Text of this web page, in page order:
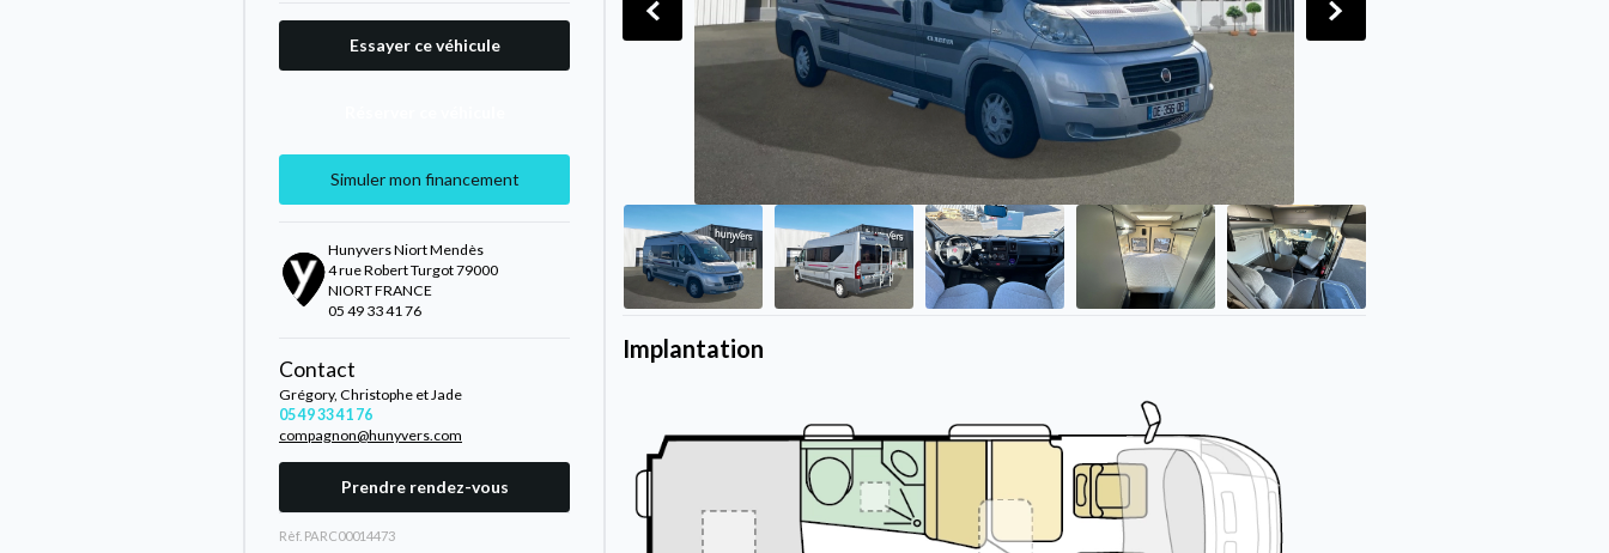
Essayer ce véhicule
Simuler mon financement
Hunyvers Niort Mendès
4 rue Robert Turgot 79000
NIORT FRANCE
05 49 33 41 76
Contact
Grégory, Christophe et Jade
05 49 33 41 76
compagnon@hunyvers.com
Prendre rendez-vous
Rèf. PARC00014473
Implantation